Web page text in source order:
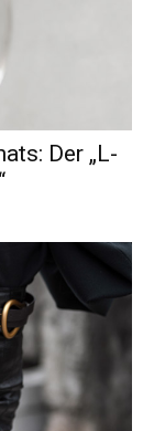
Der „L-